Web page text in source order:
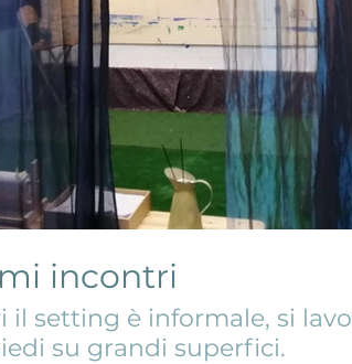
incontri
setting è informale, si
su grandi superfici.